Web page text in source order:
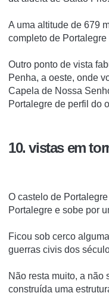
A uma altitude de 679
completo de
Outro ponto de vista
Penha, a oeste, onde
Capela de Nossa
Portalegre de perfil do
10. vistas em
O castelo de
Portalegre e sobe por
Ficou sob cerco
guerras civis dos
Não resta muito, a não
construída uma